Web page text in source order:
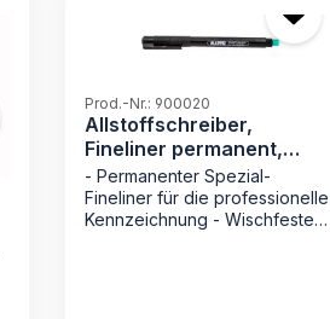
Prod.-Nr.: 900020
Allstoffschreiber,
Fineliner permanent,
schwarz
- Permanenter Spezial-
Fineliner für die professionelle
Kennzeichnung - Wischfeste